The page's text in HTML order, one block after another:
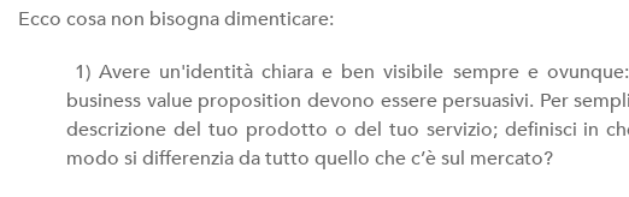
Ecco cosa non bisogna dimenticare:
1) Avere un'identità chiara e ben visibile sempre e
business value proposition devono essere persuasivi. Per
descrizione del tuo prodotto o del tuo servizio; definisci in
modo si differenzia da tutto quello che c’è sul mercato?